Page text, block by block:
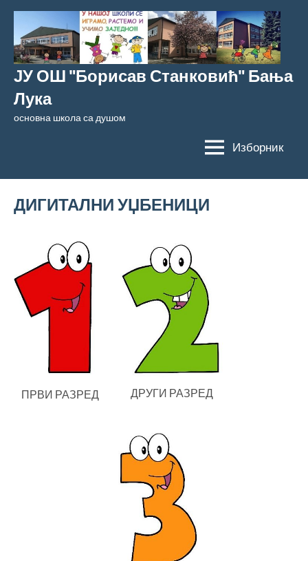
Скочи
садржај
ЈУ ОШ "Борисав Станковић" Бања
Лука
основна школа са душом
Изборник
ДИГИТАЛНИ УЏБЕНИЦИ
ПРВИ РАЗРЕД ДРУГИ РАЗРЕД